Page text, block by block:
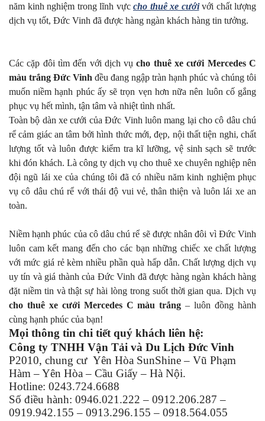
năm kinh nghiệm trong lĩnh vực cho thuê xe cướivới chất lượng
dịch vụ tốt, Đức Vinh đã được hàng ngàn khách hàng tin tưởng.
Các cặp đôi tìm đến với dịch vụcho thuê xe cưới Mercedes C
màu trắng Đức Vinh đều đang ngập tràn hạnh phúc và chúng tôi
muốn niềm hạnh phúc ấy sẽ trọn vẹn hơn nữa nên luôn cố gắng
phục vụ hết mình, tận tâm và nhiệt tình nhất.
Toàn bộ dàn xe cưới của Đức Vinh luôn mang lại cho cô dâu chú
rể cảm giác an tâm bởi hình thức mới, đẹp, nội thất tiện nghi, chất
lượng tốt và luôn được kiểm tra kĩ lưỡng, vệ sinh sạch sẽ trước
khi đón khách. Là công ty dịch vụ cho thuê xe chuyên nghiệp nên
đội ngũ lái xe của chúng tôi đã có nhiều năm kinh nghiệm phục
vụ cô dâu chú rể với thái độ vui vẻ, thân thiện và luôn lái xe an
toàn.
Niềm hạnh phúc của cô dâu chú rể sẽ được nhân đôi vì Đức Vinh
luôn cam kết mang đến cho các bạn những chiếc xe chất lượng
với mức giá rẻ kèm nhiều phần quà hấp dẫn. Chất lượng dịch vụ
uy tín và giá thành của Đức Vinh đã được hàng ngàn khách hàng
đặt niềm tin và thật sự hài lòng trong suốt thời gian qua. Dịch vụ
cho thuê xe cưới Mercedes C màu trắng – luôn đồng hành
cùng hạnh phúc của bạn!
Mọi thông tin chi tiết quý khách liên hệ:
Công ty TNHH Vận Tải và Du Lịch Đức Vinh
P2010, chung cư Yên Hòa SunShine – Vũ Phạm
Hàm – Yên Hòa – Cầu Giấy – Hà Nội.
Hotline: 0243.724.6688
Số điều hành: 0946.021.222 – 0912.206.287 –
0919.942.155 – 0913.296.155 – 0918.564.055